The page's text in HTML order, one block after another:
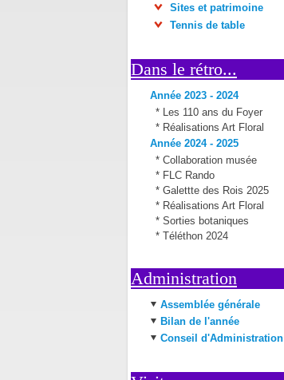
Sites et patrimoine
Tennis de table
Dans le rétro...
Année 2023 - 2024
*
Les 110 ans du Foyer
* Réalisations Art Floral
Année 2024 - 2025
* Collaboration musée
* FLC Rando
* Galettte des Rois 2025
* Réalisations Art Floral
* Sorties botaniques
* Téléthon 2024
Administration
Assemblée générale
Bilan de l'année
Conseil d'Administration